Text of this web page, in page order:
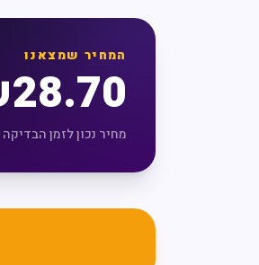
המחיר שמצאנו
28.70
מחיר נכון לזמן